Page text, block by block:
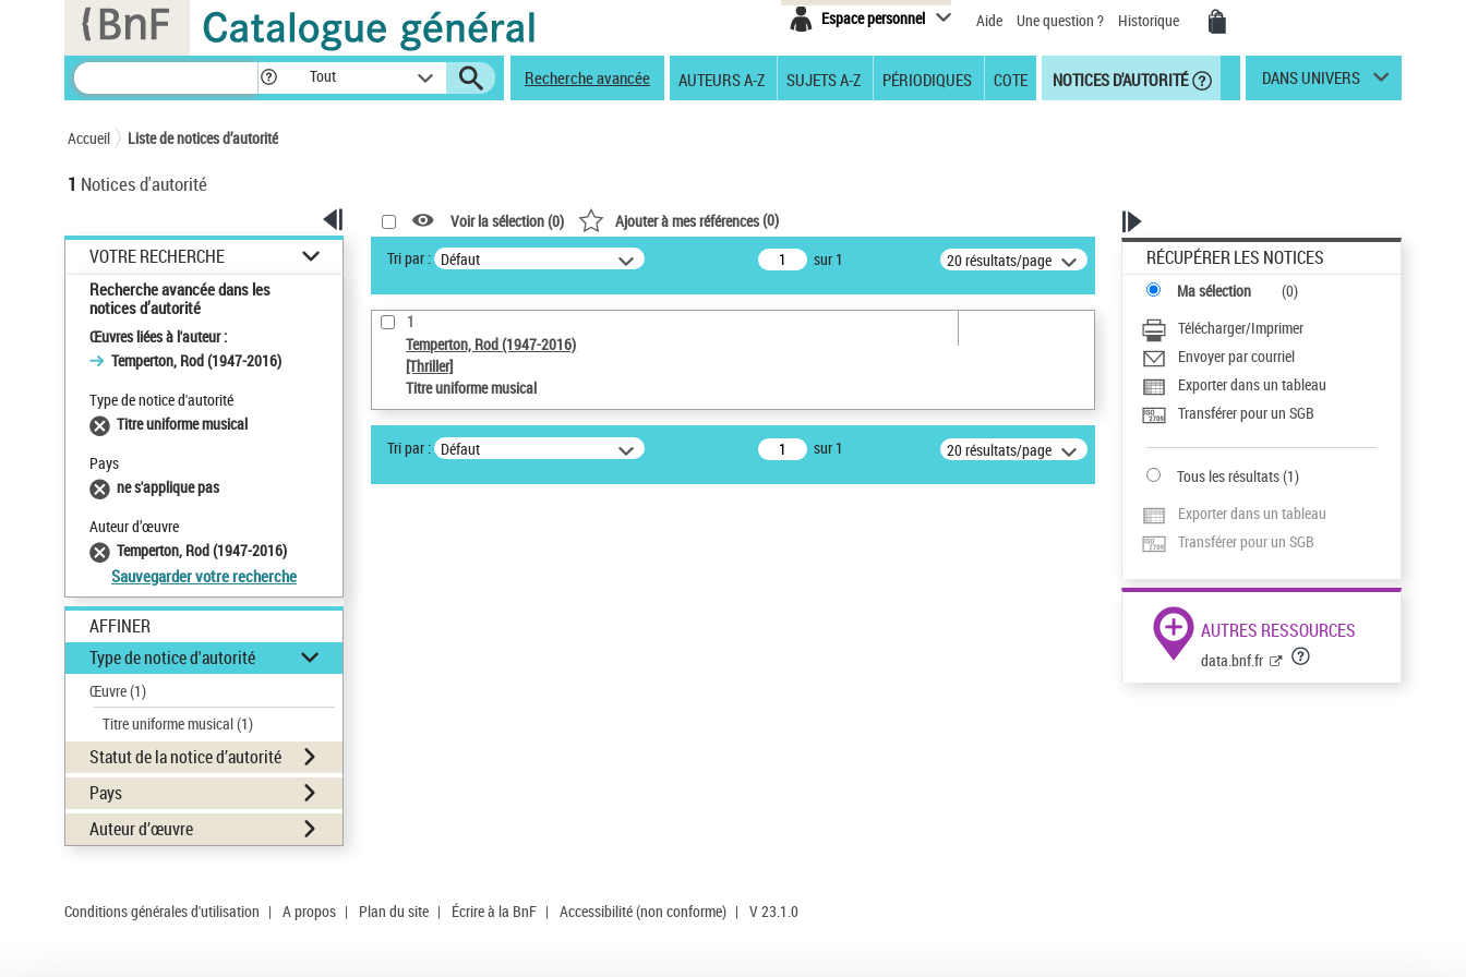
Espace personnel Aide Une question ? Historique
Tout Recherche avancée AUTEURS A-Z SUJETS A-Z PÉRIODIQUES COTE NOTICES D'AUTORITÉ DANS UNIVERS
Accueil Liste de notices d’autorité
1 Notices d'autorité
VOTRE RECHERCHE
Recherche avancée dans les
notices d’autorité
Œuvres liées à l'auteur :
Temperton, Rod (1947-2016)
Type de notice d'autorité
Titre uniforme musical
Pays
ne s'applique pas
Auteur d’œuvre
Temperton, Rod (1947-2016)
Sauvegarder votre recherche
AFFINER
Type de notice d'autorité
Œuvre(1)
Titre uniforme musical(1)
Statut de la notice d’autorité
Pays
Auteur d’œuvre
Voir la sélection (0) Ajouter à mes références(0)
Tri par : Défaut sur 1 20 résultats/page
1
Temperton, Rod (1947-2016)
[Thriller]
Titre uniforme musical
Tri par : Défaut sur 1 20 résultats/page
RÉCUPÉRER LES NOTICES
Ma sélection (0)
Télécharger/Imprimer
Envoyer par courriel
Exporter dans un tableau
Transférer pour un SGB
Tous les résultats(1)
Exporter dans un tableau
Transférer pour un SGB
AUTRES RESSOURCES
data.bnf.fr
Conditions générales d'utilisation | A propos | Plan du site | Écrire à la BnF | Accessibilité (non conforme) | V 23.1.0
Panneau de gestion des cookies